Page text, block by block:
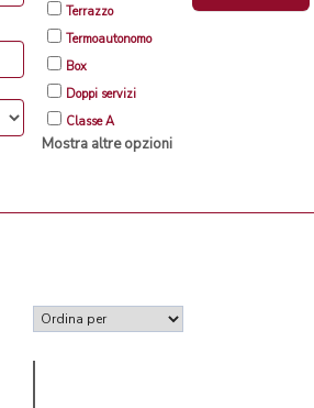
Terrazzo
Termoautonomo
Box
Doppi servizi
Classe A
Mostra altre opzioni